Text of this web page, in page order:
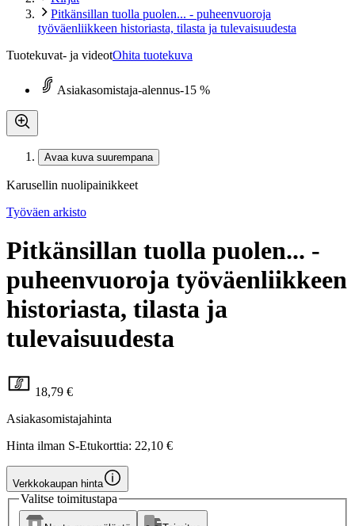
Pitkänsillan tuolla puolen... - puheenvuoroja
työväenliikkeen historiasta, tilasta ja tulevaisuudesta
Tuotekuvat- ja videotOhita tuotekuva
Asiakasomistaja-alennus-15 %
Avaa kuva suurempana
Karusellin nuolipainikkeet
Työväen arkisto
Pitkänsillan tuolla puolen... -
puheenvuoroja työväenliikkeen
historiasta, tilasta ja
tulevaisuudesta
18,79 €
Asiakasomistajahinta
Hinta ilman S-Etukorttia: 22,10 €
Verkkokaupan hinta
Valitse toimitustapa